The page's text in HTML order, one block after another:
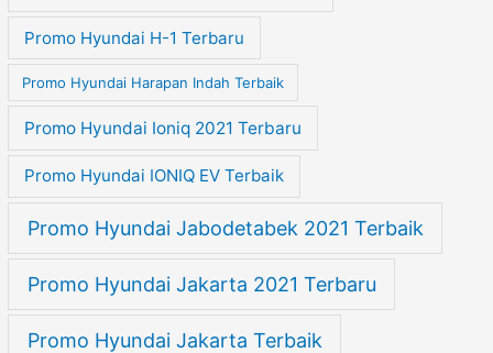
Promo Hyundai H-1 Terbaru
Promo Hyundai Harapan Indah Terbaik
Promo Hyundai Ioniq 2021 Terbaru
Promo Hyundai IONIQ EV Terbaik
Promo Hyundai Jabodetabek 2021 Terbaik
Promo Hyundai Jakarta 2021 Terbaru
Promo Hyundai Jakarta Terbaik